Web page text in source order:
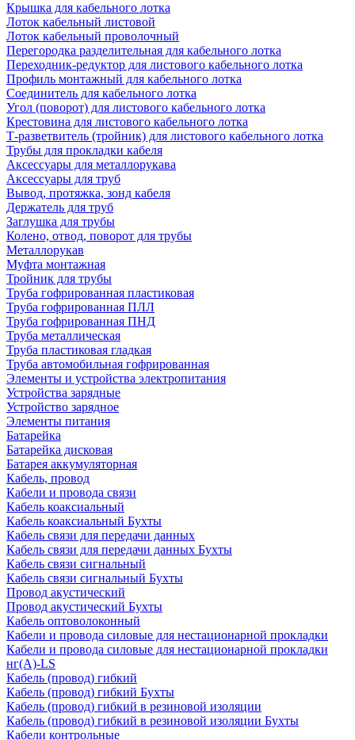
Крышка для кабельного лотка
Лоток кабельный листовой
Лоток кабельный проволочный
Перегородка разделительная для кабельного лотка
Переходник-редуктор для листового кабельного лотка
Профиль монтажный для кабельного лотка
Соединитель для кабельного лотка
Угол (поворот) для листового кабельного лотка
Крестовина для листового кабельного лотка
Т-разветвитель (тройник) для листового кабельного лотка
Трубы для прокладки кабеля
Аксессуары для металлорукава
Аксессуары для труб
Вывод, протяжка, зонд кабеля
Держатель для труб
Заглушка для трубы
Колено, отвод, поворот для трубы
Металлорукав
Муфта монтажная
Тройник для трубы
Труба гофрированная пластиковая
Труба гофрированная ПЛЛ
Труба гофрированная ПНД
Труба металлическая
Труба пластиковая гладкая
Труба автомобильная гофрированная
Элементы и устройства электропитания
Устройства зарядные
Устройство зарядное
Элементы питания
Батарейка
Батарейка дисковая
Батарея аккумуляторная
Кабель, провод
Кабели и провода связи
Кабель коаксиальный
Кабель коаксиальный Бухты
Кабель связи для передачи данных
Кабель связи для передачи данных Бухты
Кабель связи сигнальный
Кабель связи сигнальный Бухты
Провод акустический
Провод акустический Бухты
Кабель оптоволоконный
Кабели и провода силовые для нестационарной прокладки
Кабели и провода силовые для нестационарной прокладки
нг(А)-LS
Кабель (провод) гибкий
Кабель (провод) гибкий Бухты
Кабель (провод) гибкий в резиновой изоляции
Кабель (провод) гибкий в резиновой изоляции Бухты
Кабели контрольные